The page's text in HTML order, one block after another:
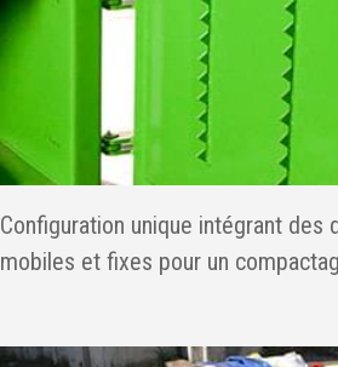
Configuration unique intégrant des
mobiles et fixes pour un